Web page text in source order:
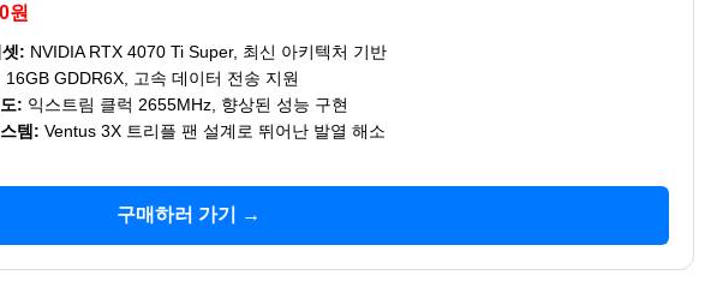
원
: NVIDIA RTX 4070 Ti Super, 최신 아키텍처 기반
16GB GDDR6X, 고속 데이터 전송 지원
: 익스트림 클럭 2655MHz, 향상된 성능 구현
템: Ventus 3X 트리플 팬 설계로 뛰어난 발열 해소
구매하러 가기 →